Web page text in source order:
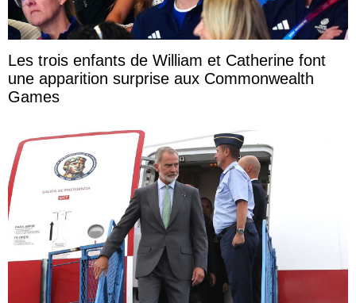
Les trois enfants de William et Catherine font
une apparition surprise aux Commonwealth
Games